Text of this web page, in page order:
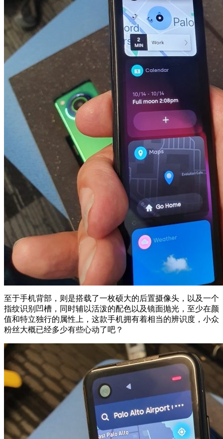
至于手机背部，则是搭载了一枚硕大的后置摄像头，以及一个
指纹识别凹槽，同时辅以活泼的配色以及镜面抛光，至少在颜
值和特立独行的属性上，这款手机拥有着相当的辨识度，小众
粉丝大概已经多少有些心动了吧？